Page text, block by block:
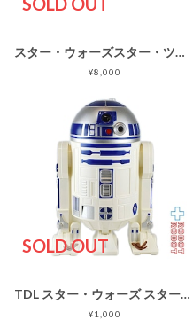
スター・ウォーズスター・ツアーズ スタースピーダー 1000 コレクション ＊2020A
¥8,000
SOLD OUT
TDL スター・ウォーズ スター・ツアーズ R2-D2 スーベニア ケース
¥1,000